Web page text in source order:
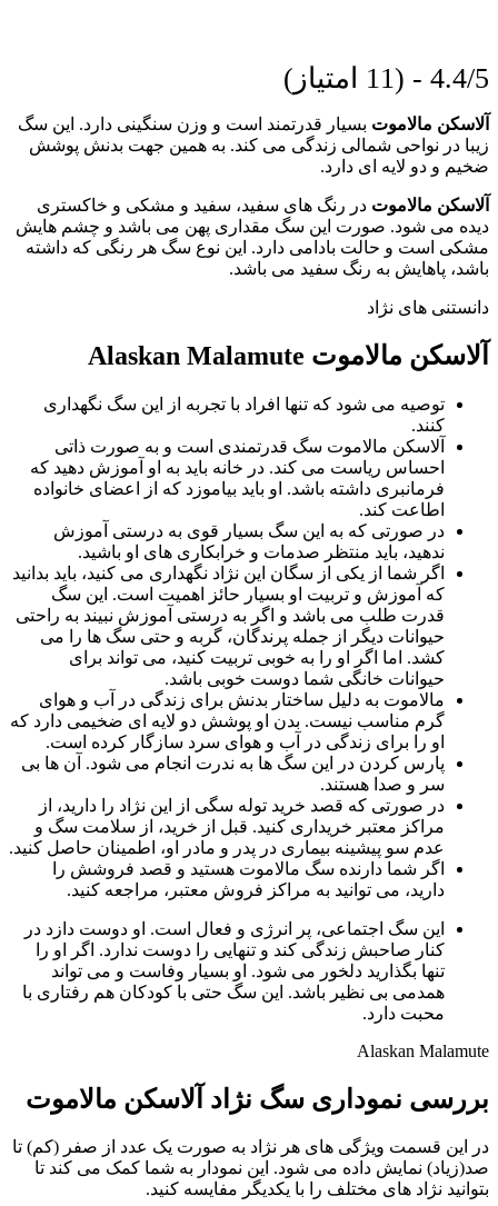
4.4/5 - (11 امتیاز)
آلاسکن مالاموت بسیار قدرتمند است و وزن سنگینی دارد. این سگ
زیبا در نواحی شمالی زندگی می کند. به همین جهت بدنش پوشش
ضخیم و دو لایه ای دارد.
آلاسکن مالاموت در رنگ های سفید، سفید و مشکی و خاکستری
دیده می شود. صورت این سگ مقداری پهن می باشد و چشم هایش
مشکی است و حالت بادامی دارد. این نوع سگ هر رنگی که داشته
باشد، پاهایش به رنگ سفید می باشد.
دانستنی های نژاد
آلاسکن مالاموت Alaskan Malamute
توصیه می شود که تنها افراد با تجربه از این سگ نگهداری
کنند.
آلاسکن مالاموت سگ قدرتمندی است و به صورت ذاتی
احساس ریاست می کند. در خانه باید به او آموزش دهید که
فرمانبری داشته باشد. او باید بیاموزد که از اعضای خانواده
اطاعت کند.
در صورتی که به این سگ بسیار قوی به درستی آموزش
ندهید، باید منتظر صدمات و خرابکاری های او باشید.
اگر شما از یکی از سگان این نژاد نگهداری می کنید، باید بدانید
که آموزش و تربیت او بسیار حائز اهمیت است. این سگ
قدرت طلب می باشد و اگر به درستی آموزش نبیند به راحتی
حیوانات دیگر از جمله پرندگان، گربه و حتی سگ ها را می
کشد. اما اگر او را به خوبی تربیت کنید، می تواند برای
حیوانات خانگی شما دوست خوبی باشد.
مالاموت به دلیل ساختار بدنش برای زندگی در آب و هوای
گرم مناسب نیست. بدن او پوشش دو لایه ای ضخیمی دارد که
او را برای زندگی در آب و هوای سرد سازگار کرده است.
پارس کردن در این سگ ها به ندرت انجام می شود. آن ها بی
سر و صدا هستند.
در صورتی که قصد خرید توله سگی از این نژاد را دارید، از
مراکز معتبر خریداری کنید. قبل از خرید، از سلامت سگ و
عدم سو پیشینه بیماری در پدر و مادر او، اطمینان حاصل کنید.
اگر شما دارنده سگ مالاموت هستید و قصد فروشش را
دارید، می توانید به مراکز فروش معتبر، مراجعه کنید.
این سگ اجتماعی، پر انرژی و فعال است. او دوست دازد در
کنار صاحبش زندگی کند و تنهایی را دوست ندارد. اگر او را
تنها بگذارید دلخور می شود. او بسیار وفاست و می تواند
همدمی بی نظیر باشد. این سگ حتی با کودکان هم رفتاری با
محبت دارد.
Alaskan Malamute
بررسی نموداری سگ نژاد آلاسکن مالاموت
در این قسمت ویژگی های هر نژاد به صورت یک عدد از صفر (کم) تا
صد(زیاد) نمایش داده می شود. این نمودار به شما کمک می کند تا
بتوانید نژاد های مختلف را با یکدیگر مفایسه کنید.